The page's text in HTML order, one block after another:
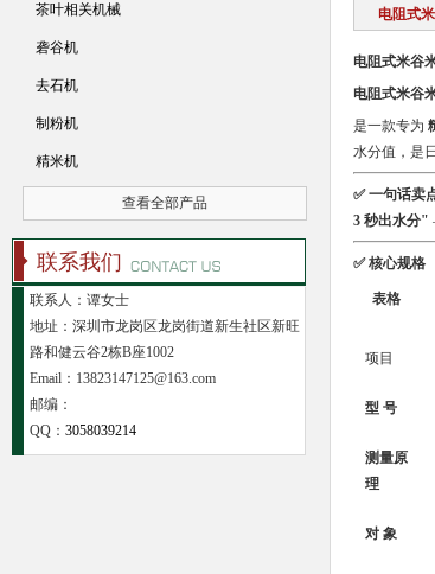
电阻式
电阻式米谷
电阻式米谷
是一款专为
水分值，是
✅ 一句话卖
3 秒出水分"
✅ 核心规格
表格
项目
型 号
测量原
理
对 象
茶叶相关机械
砻谷机
去石机
制粉机
精米机
查看全部产品
联系我们
联系人：谭女士
地址：深圳市龙岗区龙岗街道新生社区新旺
路和健云谷2栋B座1002
Email：13823147125@163.com
邮编：
QQ： 3058039214